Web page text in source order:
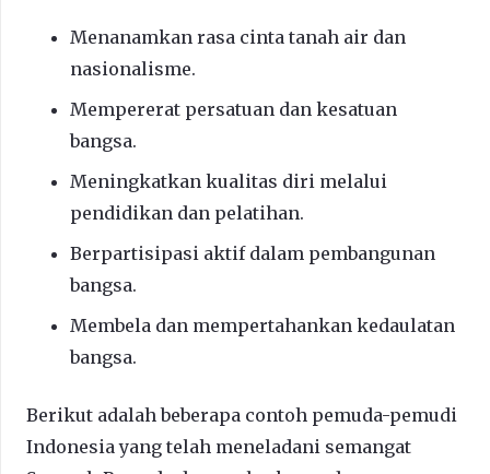
Menanamkan rasa cinta tanah air dan
nasionalisme.
Mempererat persatuan dan kesatuan
bangsa.
Meningkatkan kualitas diri melalui
pendidikan dan pelatihan.
Berpartisipasi aktif dalam pembangunan
bangsa.
Membela dan mempertahankan kedaulatan
bangsa.
Berikut adalah beberapa contoh pemuda-pemudi
Indonesia yang telah meneladani semangat